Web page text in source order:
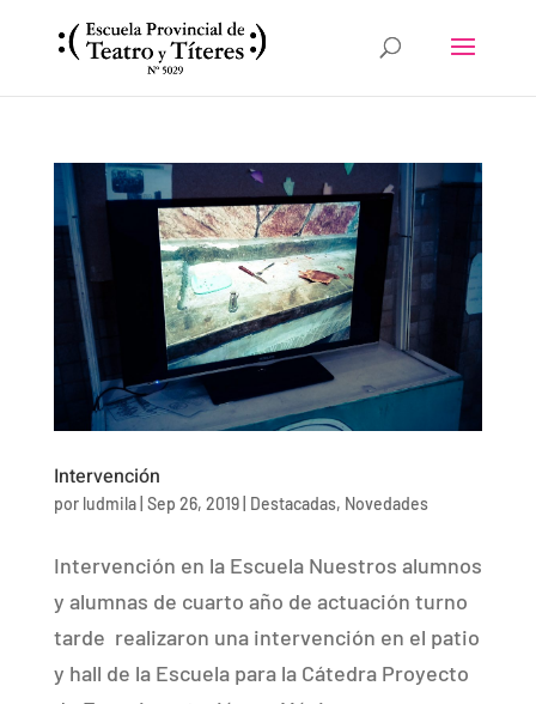
Intervención
por ludmila| Sep 26, 2019| Destacadas, Novedades
Intervención en la Escuela Nuestros alumnos
y alumnas de cuarto año de actuación turno
tarde realizaron una intervención en el patio
y hall de la Escuela para la Cátedra Proyecto